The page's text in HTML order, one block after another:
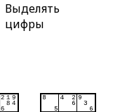
Выделять
цифры